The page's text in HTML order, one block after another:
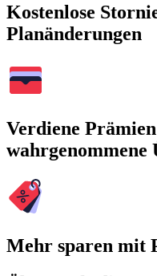
Kostenlose
Planänderungen
Verdiene
wahrgenommene
Mehr sparen mit